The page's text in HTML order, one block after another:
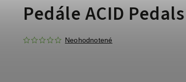
Pedále ACID
Neohodnotené